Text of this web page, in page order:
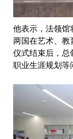
他表示，法领馆
两国在艺术、教
仪式结束后，总
职业生涯规划等